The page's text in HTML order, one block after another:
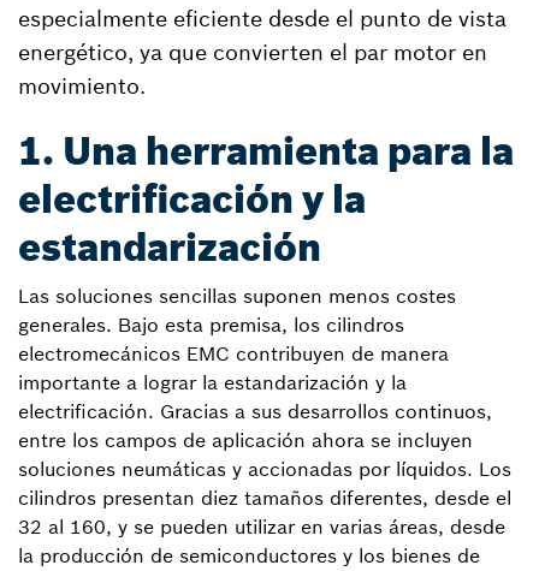
especialmente eficiente desde el punto de vista
energético, ya que convierten el par motor en
movimiento.
1. Una herramienta para la
electrificación y la
estandarización
Las soluciones sencillas suponen menos costes
generales. Bajo esta premisa, los cilindros
electromecánicos EMC contribuyen de manera
importante a lograr la estandarización y la
electrificación. Gracias a sus desarrollos continuos,
entre los campos de aplicación ahora se incluyen
soluciones neumáticas y accionadas por líquidos. Los
cilindros presentan diez tamaños diferentes, desde el
32 al 160, y se pueden utilizar en varias áreas, desde
la producción de semiconductores y los bienes de